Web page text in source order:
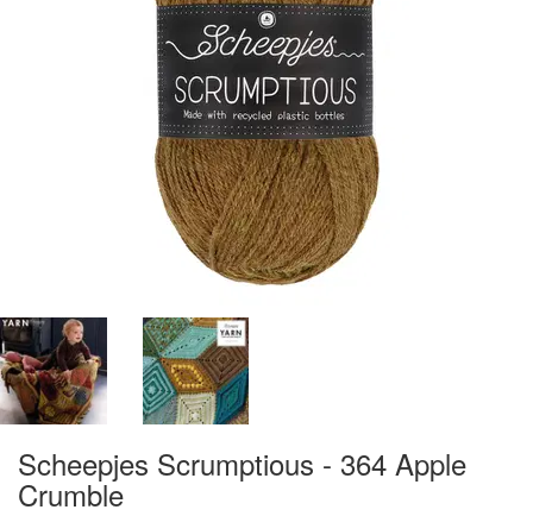
Scheepjes Scrumptious - 364 Apple
Crumble